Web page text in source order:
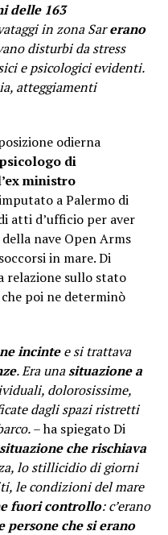
delle 163
in zona Sarerano
disturbi da stress
e psicologici evidenti.
atteggiamenti
odierna
di
ministro
a Palermo di
atti d’ufficio per aver
nave Open Arms
in mare. Di
relazione sullo stato
poi ne determinò
incintee si trattava
. Era unasituazione a
dolorosissime,
dagli spazi ristretti
– ha spiegato Di
situazione che rischiava
lo stillicidio di giorni
le condizioni del mare
fuori controllo: c’erano
che si erano